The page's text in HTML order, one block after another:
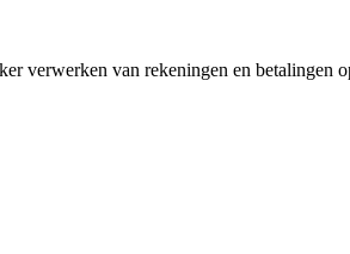
verwerken van rekeningen en betalingen